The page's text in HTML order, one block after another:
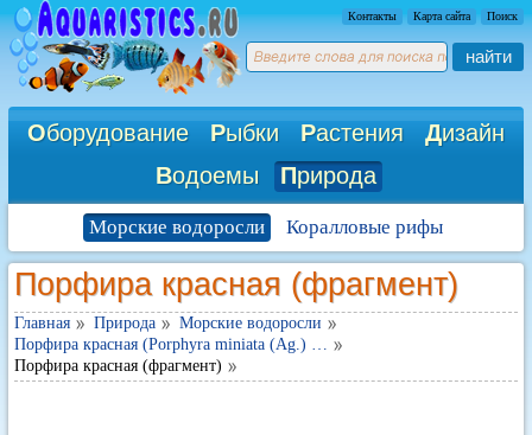
Контакты Карта сайта Поиск
найти
Оборудование Рыбки Растения Дизайн
Водоемы Природа
Морские водоросли Коралловые рифы
Порфира красная (фрагмент)
Главная Природа
Морские водоросли
Порфира красная (Porphyra miniata (Ag.) …
Порфира красная (фрагмент)